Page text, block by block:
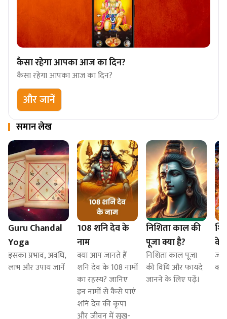
कैसा रहेगा आपका आज का दिन?
कैसा रहेगा आपका आज का दिन?
और जानें
समान लेख
Guru Chandal
Yoga
इसका प्रभाव, अवधि,
लाभ और उपाय जानें
108 शनि देव के
नाम
क्या आप जानते हैं
शनि देव के 108 नामों
का रहस्य? जानिए
इन नामों से कैसे पाएं
शनि देव की कृपा
और जीवन में सुख-
निशिता काल की
पूजा क्या है?
निशिता काल पूजा
की विधि और फायदे
जानने के लिए पढ़ें।
के